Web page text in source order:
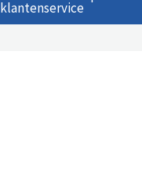
klantenservice